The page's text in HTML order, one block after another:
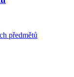
předmětů